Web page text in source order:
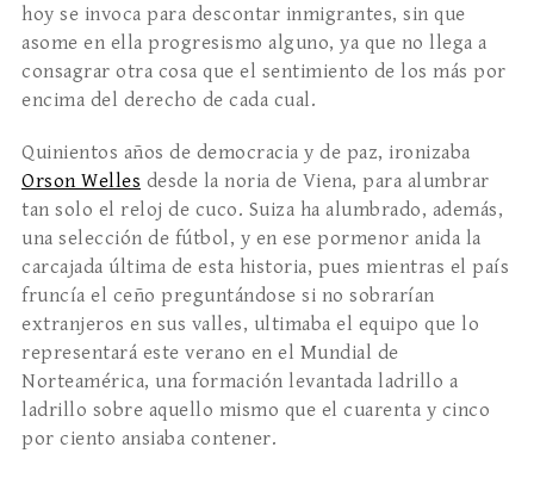
hoy se invoca para descontar inmigrantes, sin que
asome en ella progresismo alguno, ya que no llega a
consagrar otra cosa que el sentimiento de los más por
encima del derecho de cada cual.
Quinientos años de democracia y de paz, ironizaba
Orson Welles desde la noria de Viena, para alumbrar
tan solo el reloj de cuco. Suiza ha alumbrado, además,
una selección de fútbol, y en ese pormenor anida la
carcajada última de esta historia, pues mientras el país
fruncía el ceño preguntándose si no sobrarían
extranjeros en sus valles, ultimaba el equipo que lo
representará este verano en el Mundial de
Norteamérica, una formación levantada ladrillo a
ladrillo sobre aquello mismo que el cuarenta y cinco
por ciento ansiaba contener.